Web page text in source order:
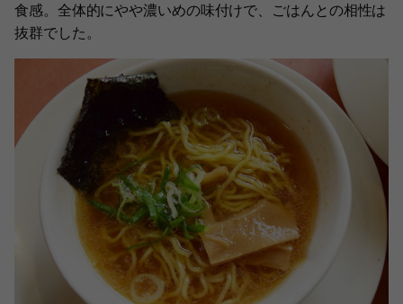
食感。全体的にやや濃いめの味付けで、ごはんとの相性は
抜群でした。